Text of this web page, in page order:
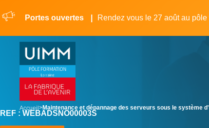
au
principal
Portes ouvertes Rendez vous le 27 août au
breadcrumb
Accueil Maintenance et dépannage des serveurs sous le système
REF : WEBADSNO00003S